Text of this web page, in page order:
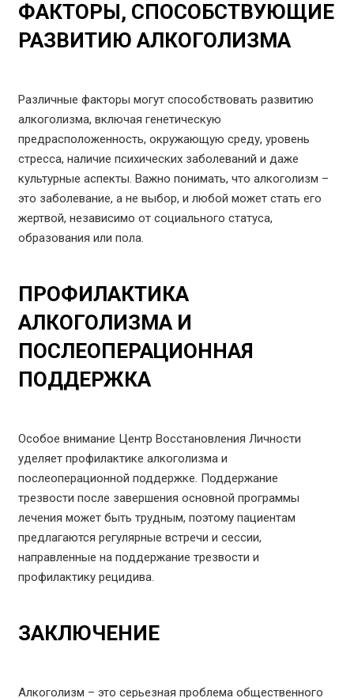
ФАКТОРЫ, СПОСОБСТВУЮЩИЕ
РАЗВИТИЮ АЛКОГОЛИЗМА
Различные факторы могут способствовать развитию
алкоголизма, включая генетическую
предрасположенность, окружающую среду, уровень
стресса, наличие психических заболеваний и даже
культурные аспекты. Важно понимать, что алкоголизм –
это заболевание, а не выбор, и любой может стать его
жертвой, независимо от социального статуса,
образования или пола.
ПРОФИЛАКТИКА
АЛКОГОЛИЗМА И
ПОСЛЕОПЕРАЦИОННАЯ
ПОДДЕРЖКА
Особое внимание Центр Восстановления Личности
уделяет профилактике алкоголизма и
послеоперационной поддержке. Поддержание
трезвости после завершения основной программы
лечения может быть трудным, поэтому пациентам
предлагаются регулярные встречи и сессии,
направленные на поддержание трезвости и
профилактику рецидива.
ЗАКЛЮЧЕНИЕ
Алкоголизм – это серьезная проблема общественного